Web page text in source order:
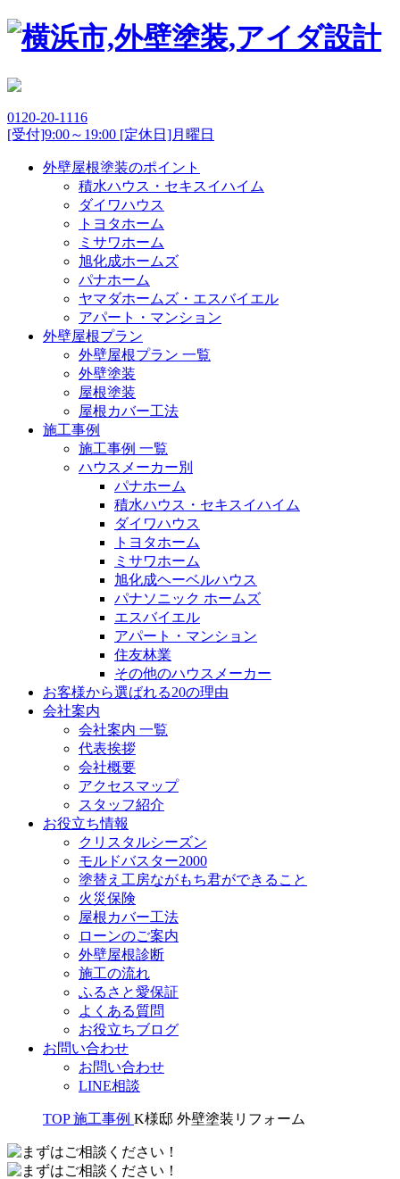
0120-20-1116
[受付]9:00～19:00 [定休日]月曜日
外壁屋根塗装のポイント
積水ハウス・セキスイハイム
ダイワハウス
トヨタホーム
ミサワホーム
旭化成ホームズ
パナホーム
ヤマダホームズ・エスバイエル
アパート・マンション
外壁屋根プラン
外壁屋根プラン 一覧
外壁塗装
屋根塗装
屋根カバー工法
施工事例
施工事例 一覧
ハウスメーカー別
パナホーム
積水ハウス・セキスイハイム
ダイワハウス
トヨタホーム
ミサワホーム
旭化成ヘーベルハウス
パナソニック ホームズ
エスバイエル
アパート・マンション
住友林業
その他のハウスメーカー
お客様から選ばれる20の理由
会社案内
会社案内 一覧
代表挨拶
会社概要
アクセスマップ
スタッフ紹介
お役立ち情報
クリスタルシーズン
モルドバスター2000
塗替え工房ながもち君ができること
火災保険
屋根カバー工法
ローンのご案内
外壁屋根診断
施工の流れ
ふるさと愛保証
よくある質問
お役立ちブログ
お問い合わせ
お問い合わせ
LINE相談
TOP 施工事例 K様邸 外壁塗装リフォーム